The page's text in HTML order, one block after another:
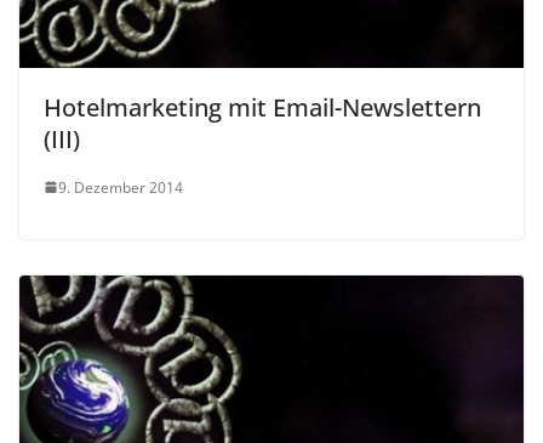
Hotelmarketing mit Email-Newslettern
(III)
9. Dezember 2014